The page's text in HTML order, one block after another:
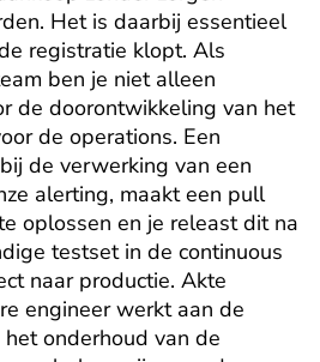
Het is daarbij essentieel
registratie klopt. Als
ben je niet alleen
de doorontwikkeling van het
de operations. Een
de verwerking van een
alerting, maakt een pull
oplossen en je releast dit na
testset in de continuous
naar productie. Akte
engineer werkt aan de
onderhoud van de